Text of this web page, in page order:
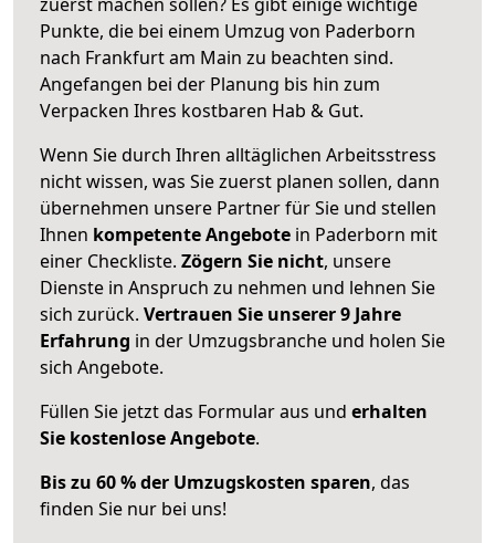
Punkte, die bei einem Umzug von Paderborn
nach Frankfurt am Main zu beachten sind.
Angefangen bei der Planung bis hin zum
Verpacken Ihres kostbaren Hab & Gut.
Wenn Sie durch Ihren alltäglichen Arbeitsstress
nicht wissen, was Sie zuerst planen sollen, dann
übernehmen unsere Partner für Sie und stellen
Ihnen kompetente Angebote in Paderborn mit
einer Checkliste. Zögern Sie nicht, unsere
Dienste in Anspruch zu nehmen und lehnen Sie
sich zurück. Vertrauen Sie unserer 9 Jahre
Erfahrung in der Umzugsbranche und holen Sie
sich Angebote.
Füllen Sie jetzt das Formular aus und erhalten
Sie kostenlose Angebote.
Bis zu 60 % der Umzugskosten sparen, das
finden Sie nur bei uns!